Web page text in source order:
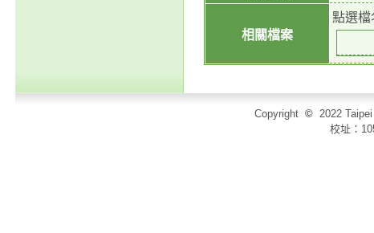
相關檔案
點選檔
Copyright © 2022
校址：